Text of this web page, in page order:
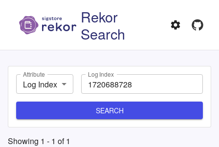
Rekor
Search
Attribute
Log Index
Log Index
SEARCH
Showing 1 - 1 of1